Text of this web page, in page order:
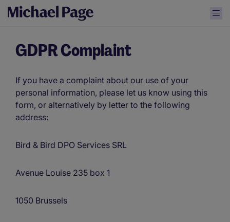
GDPR Complaint
If you have a complaint about our use of your
personal information, please let us know using this
form, or alternatively by letter to the following
address:
Bird & Bird DPO Services SRL
Avenue Louise 235 box 1
1050 Brussels